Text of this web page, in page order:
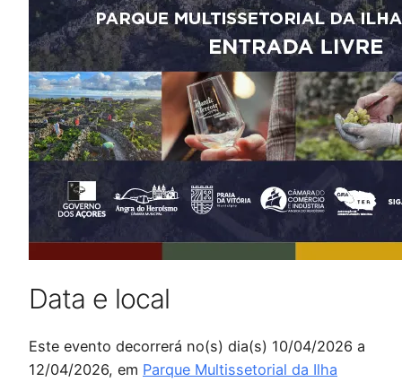
Data e local
Este evento decorrerá no(s) dia(s) 10/04/2026 a
12/04/2026, em Parque Multissetorial da Ilha